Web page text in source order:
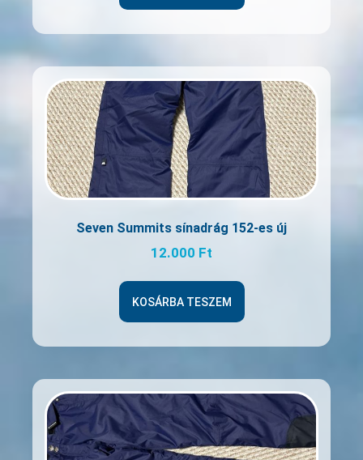
Seven Summits sínadrág 152-es új
12.000 Ft
KOSÁRBA TESZEM